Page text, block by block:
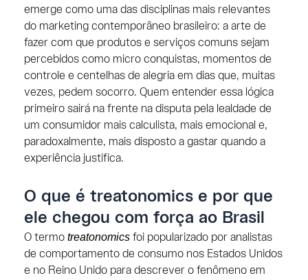
emerge como uma das disciplinas mais relevantes
do marketing contemporâneo brasileiro: a arte de
fazer com que produtos e serviços comuns sejam
percebidos como micro conquistas, momentos de
controle e centelhas de alegria em dias que, muitas
vezes, pedem socorro. Quem entender essa lógica
primeiro sairá na frente na disputa pela lealdade de
um consumidor mais calculista, mais emocional e,
paradoxalmente, mais disposto a gastar quando a
experiência justifica.
O que é treatonomics e por que
ele chegou com força ao Brasil
O termo treatonomicsfoi popularizado por analistas
de comportamento de consumo nos Estados Unidos
e no Reino Unido para descrever o fenômeno em